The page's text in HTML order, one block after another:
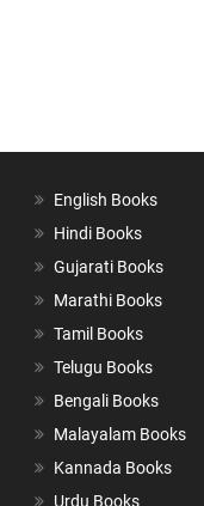
English Books
Hindi Books
Gujarati Books
Marathi Books
Tamil Books
Telugu Books
Bengali Books
Malayalam Books
Kannada Books
Urdu Books